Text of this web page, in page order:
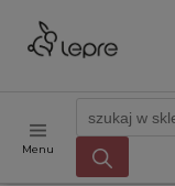
Menu